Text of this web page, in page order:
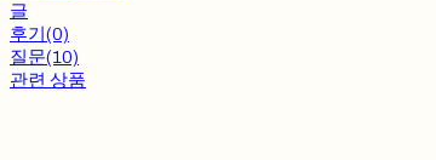
글
후기(0)
질문(10)
관련 상품